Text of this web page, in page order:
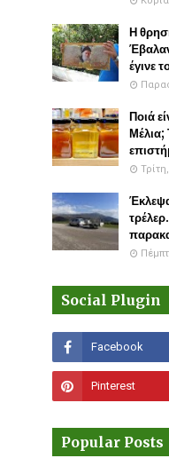
Η
έγινε
Ποιά
Μέλια;
Social Plugin
Popular Posts